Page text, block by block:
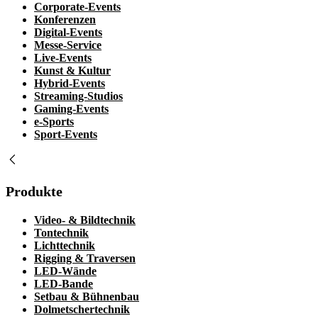
Corporate-Events
Konferenzen
Digital-Events
Messe-Service
Live-Events
Kunst & Kultur
Hybrid-Events
Streaming-Studios
Gaming-Events
e-Sports
Sport-Events
Produkte
Video- & Bildtechnik
Tontechnik
Lichttechnik
Rigging & Traversen
LED-Wände
LED-Bande
Setbau & Bühnenbau
Dolmetschertechnik